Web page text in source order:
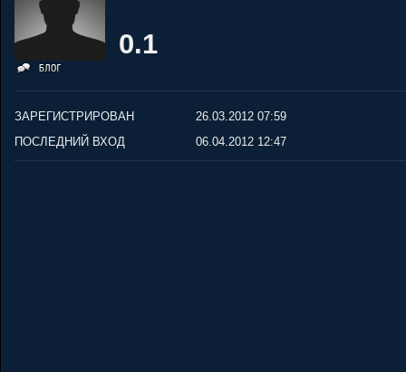
0.1
ЗАРЕГИСТРИРОВАН
26.03.2012 07:59
ПОСЛЕДНИЙ ВХОД
06.04.2012 12:47